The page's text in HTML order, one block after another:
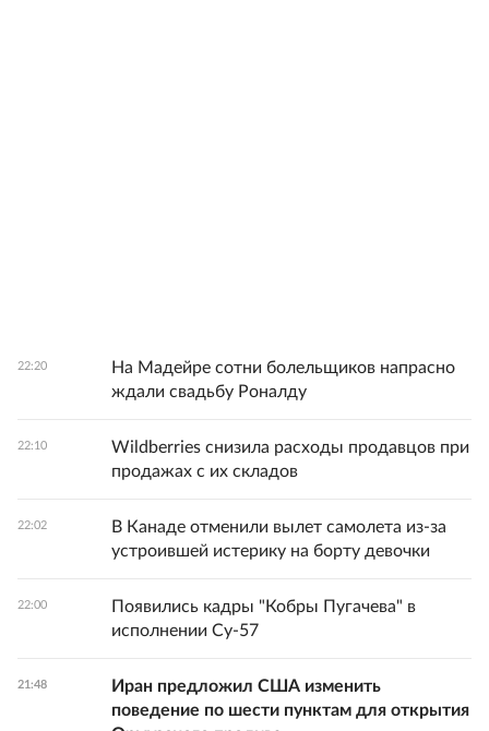
22:20
На Мадейре сотни болельщиков напрасно
ждали свадьбу Роналду
22:10
Wildberries снизила расходы продавцов при
продажах с их складов
22:02
В Канаде отменили вылет самолета из-за
устроившей истерику на борту девочки
22:00
Появились кадры "Кобры Пугачева" в
исполнении Су-57
21:48
Иран предложил США изменить
поведение по шести пунктам для открытия